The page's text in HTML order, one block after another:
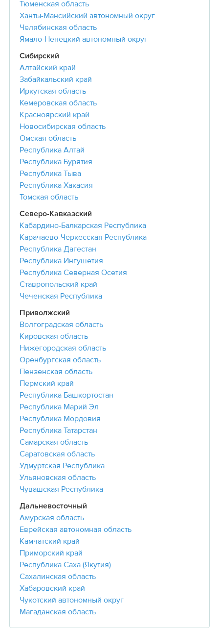
Тюменская область
Ханты-Мансийский автономный округ
Челябинская область
Ямало-Ненецкий автономный округ
Сибирский
Алтайский край
Забайкальский край
Иркутская область
Кемеровская область
Красноярский край
Новосибирская область
Омская область
Республика Алтай
Республика Бурятия
Республика Тыва
Республика Хакасия
Томская область
Северо-Кавказский
Кабардино-Балкарская Республика
Карачаево-Черкесская Республика
Республика Дагестан
Республика Ингушетия
Республика Северная Осетия
Ставропольский край
Чеченская Республика
Приволжский
Волгоградская область
Кировская область
Нижегородская область
Оренбургская область
Пензенская область
Пермский край
Республика Башкортостан
Республика Марий Эл
Республика Мордовия
Республика Татарстан
Самарская область
Саратовская область
Удмуртская Республика
Ульяновская область
Чувашская Республика
Дальневосточный
Амурская область
Еврейская автономная область
Камчатский край
Приморский край
Республика Саха (Якутия)
Сахалинская область
Хабаровский край
Чукотский автономный округ
Магаданская область